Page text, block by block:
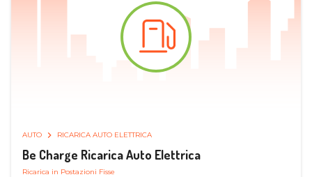
AUTO RICARICA AUTO ELETTRICA
Be Charge Ricarica Auto Elettrica
Ricarica in Postazioni Fisse